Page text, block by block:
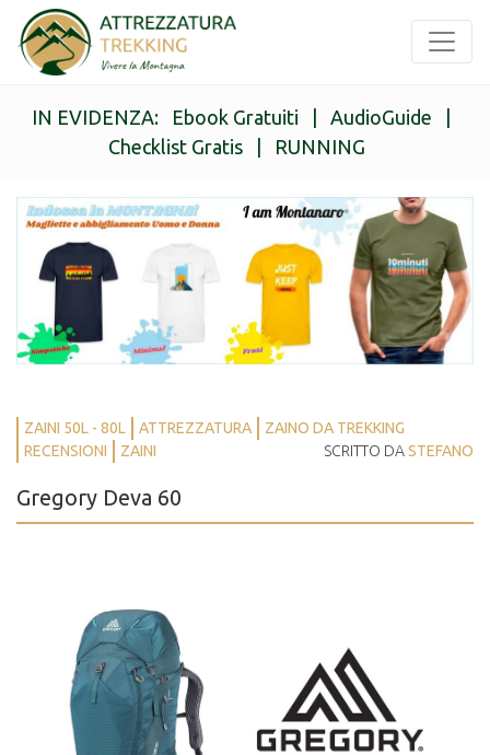
IN EVIDENZA: Ebook Gratuiti AudioGuide
Checklist Gratis| RUNNING
ZAINI 50L - 80L ATTREZZATURA
ZAINO DA TREKKING
RECENSIONI
ZAINI SCRITTO DASTEFANO
Gregory Deva 60